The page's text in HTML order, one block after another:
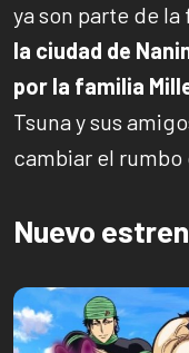
ya son parte de
la ciudad de
por la familia
Tsuna y sus
cambiar el rumbo
Nuevo